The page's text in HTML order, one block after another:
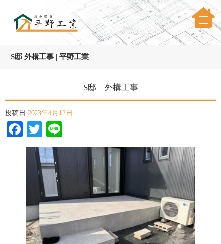
S邸 外構工事 | 平野工業
S邸 外構工事
投稿日 2023年4月12日
Facebook
Twitter